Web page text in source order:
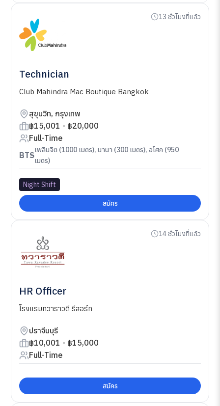
13 ชั่วโมงที่แล้ว
Technician
Club Mahindra Mac Boutique Bangkok
สุขุมวิท, กรุงเทพ
฿15,001 - ฿20,000
Full-Time
BTS
เพลินจิต (1000 เมตร), นานา (300 เมตร), อโศก (950
เมตร)
Night Shift
สมัคร
14 ชั่วโมงที่แล้ว
HR Officer
โรงแรมทวาราวดี รีสอร์ท
ปราจีนบุรี
฿10,001 - ฿15,000
Full-Time
สมัคร